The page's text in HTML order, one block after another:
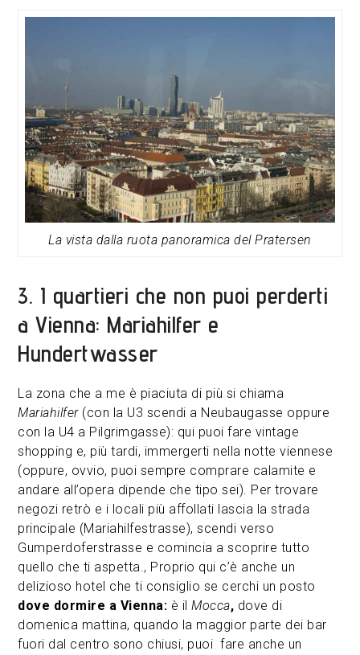
La vista dalla ruota panoramica del Pratersen
3. I quartieri che non puoi perderti
a Vienna: Mariahilfer e
Hundertwasser
La zona che a me è piaciuta di più si chiama
Mariahilfer(con la U3 scendi a Neubaugasse oppure
con la U4 a Pilgrimgasse): qui puoi fare vintage
shopping e, più tardi, immergerti nella notte viennese
(oppure, ovvio, puoi sempre comprare calamite e
andare all’opera dipende che tipo sei). Per trovare
negozi retrò e i locali più affollati lascia la strada
principale (Mariahilfestrasse), scendi verso
Gumperdoferstrasse e comincia a scoprire tutto
quello che ti aspetta., Proprio qui c’è anche un
delizioso hotel che ti consiglio se cerchi un posto
dove dormire a Vienna: è ilMocca, dove di
domenica mattina, quando la maggior parte dei bar
fuori dal centro sono chiusi, puoi fare anche un